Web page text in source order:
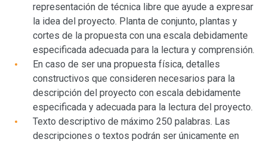
representación de técnica libre que ayude a expresar
la idea del proyecto. Planta de conjunto, plantas y
cortes de la propuesta con una escala debidamente
especificada adecuada para la lectura y comprensión.
En caso de ser una propuesta física, detalles
constructivos que consideren necesarios para la
descripción del proyecto con escala debidamente
especificada y adecuada para la lectura del proyecto.
Texto descriptivo de máximo 250 palabras. Las
descripciones o textos podrán ser únicamente en